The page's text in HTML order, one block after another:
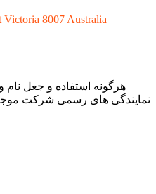
Victoria 8007 Australia
هرگونه استفاده و جعل نام
نمایندگی های رسمی شرکت